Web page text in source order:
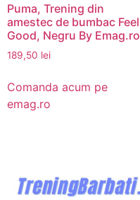
Puma, Trening din
amestec de bumbac Feel
Good, Negru By Emag.ro
189,50 lei
Comanda acum pe
emag.ro